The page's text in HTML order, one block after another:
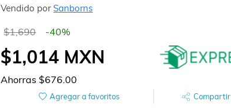
Vendido porSanborns
$1,690 -40%
$1,014 MXN
Ahorras$676.00
Agregar a favoritos Compartir